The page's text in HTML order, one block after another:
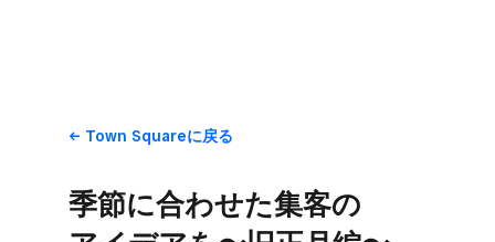
Town Squareに​戻る
季節に​合わせた​集客の​